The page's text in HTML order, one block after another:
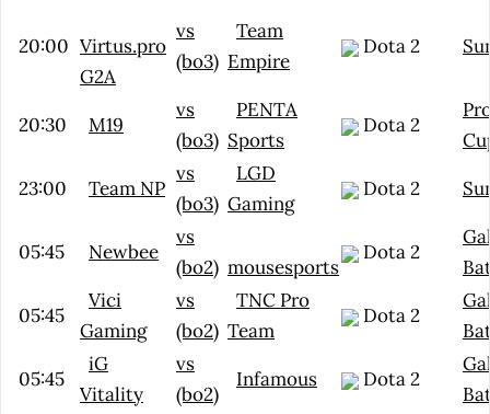
20:00 Virtus.pro
G2A
vs
(bo3)
Team
Empire
Dota 2
20:30 M19
vs
(bo3)
PENTA
Sports
Dota 2
23:00
Team NP
vs
(bo3)
LGD
Gaming
Dota 2
05:45 Newbee
vs
(bo2) mousesports
Dota 2
05:45
Vici
Gaming
vs
(bo2)
TNC Pro
Team
Dota 2
05:45
iG
Vitality
vs
(bo2)
Infamous Dota 2